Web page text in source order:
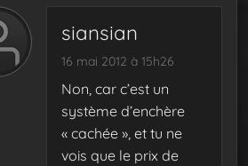
siansian
16 mai 2012 à 15h26
Non, car c’est un
système d’enchère
« cachée », et tu ne
vois que le prix de